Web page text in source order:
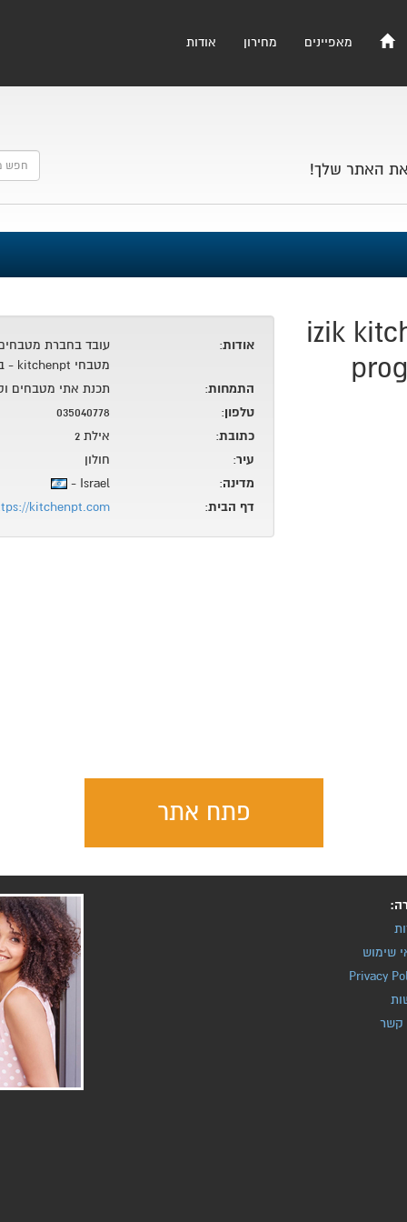
מאפיינים מחירון אודות
את האתר שלך!
izik
אודות:
עובד בחברת
מטבחי kitchenpt - בעל נסיון של 10 שנים בתחום.
התמחות:
תכנת אתי מטבחים
טלפון:
035040778
כתובת:
אילת 2
עיר:
חולון
מדינה:
Israel -
דף הבית:
kitchenpt.com/
פתח אתר
שימוש
Privacy
קשר